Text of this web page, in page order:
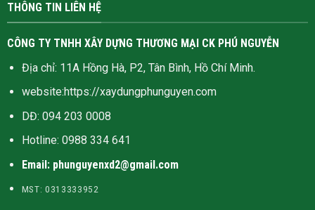
THÔNG TIN LIÊN HỆ
CÔNG TY TNHH XÂY DỰNG THƯƠNG MẠI CK PHÚ NGUYỄN
Địa chỉ: 11A Hồng Hà, P2, Tân Bình, Hồ Chí Minh.
website:https://xaydungphunguyen.com
DĐ: 094 203 0008
Hotline: 0988 334 641
Email: phunguyenxd2@gmail.com
MST: 0313333952